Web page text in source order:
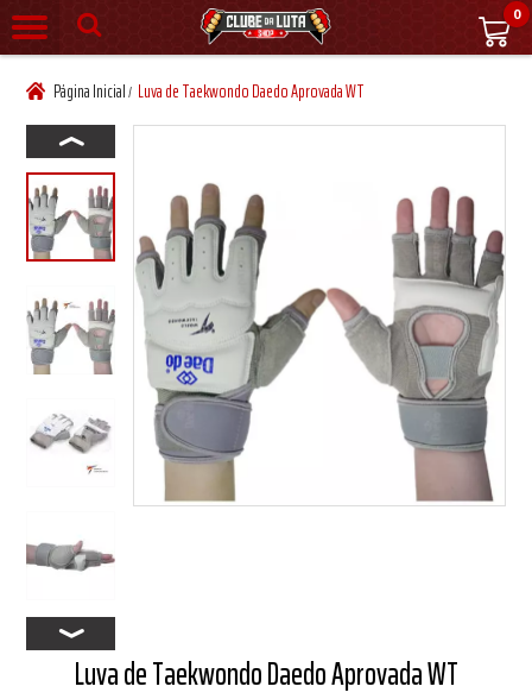
0
Página Inicial/ Luva de Taekwondo Daedo Aprovada WT
Luva de Taekwondo Daedo Aprovada WT